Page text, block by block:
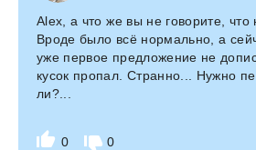
0 0
Alex, а что же вы не говорите, что
Вроде было всё нормально, а
уже первое предложение не
кусок пропал. Странно... Нужно
ли?...